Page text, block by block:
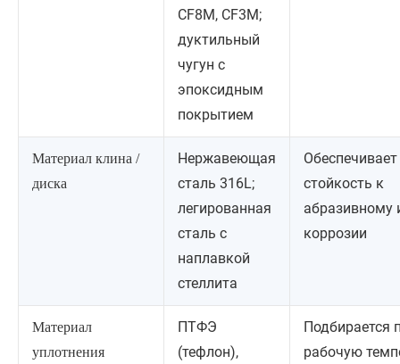
CF8M, CF3M;
дуктильный
чугун с
эпоксидным
покрытием
Материал клина /
диска
Нержавеющая
сталь 316L;
легированная
сталь с
наплавкой
стеллита
Обеспечивает
стойкость к
абразивному
коррозии
Материал
уплотнения
ПТФЭ
(тефлон),
Подбирается
рабочую